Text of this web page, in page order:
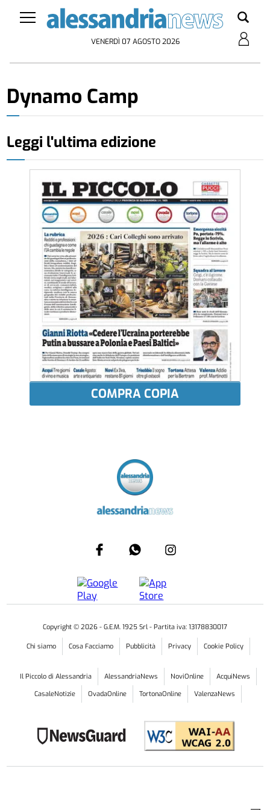
VENERDÌ 07 AGOSTO 2026
Dynamo Camp
Leggi l'ultima edizione
COMPRA COPIA
Copyright © 2026 - G.E.M. 1925 Srl - Partita iva: 13178830017
Chi siamo Cosa Facciamo Pubblicità Privacy Cookie Policy
Il Piccolo di Alessandria AlessandriaNews NoviOnline
AcquiNews
CasaleNotizie
OvadaOnline TortonaOnline ValenzaNews